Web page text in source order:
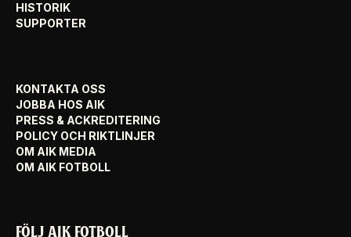
HISTORIK
SUPPORTER
KONTAKTA OSS
JOBBA HOS AIK
PRESS & ACKREDITERING
POLICY OCH RIKTLINJER
OM AIK MEDIA
OM AIK FOTBOLL
FÖLJ AIK FOTBOLL